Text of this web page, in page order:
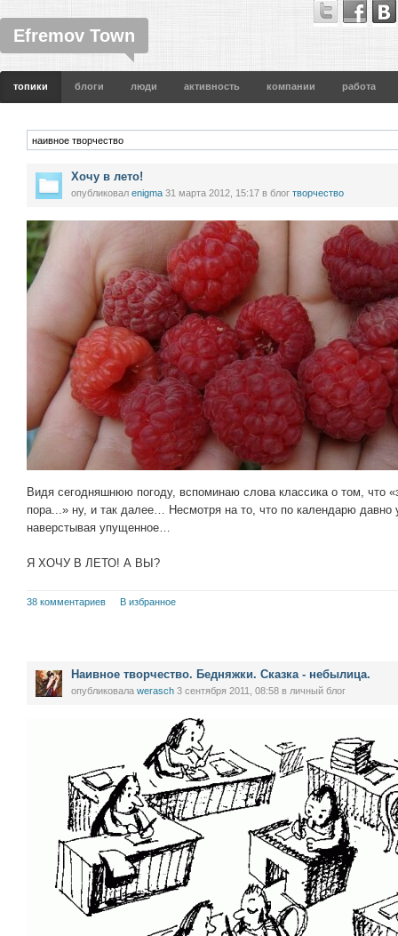
Efremov Town
топики блоги люди активность компании работа
Хочу в лето!
опубликовал enigma 31 марта 2012, 15:17 в блог творчество
Видя сегодняшнюю погоду, вспоминаю слова классика о том, что
пора...» ну, и так далее… Несмотря на то, что по календарю давно
наверстывая упущенное…
Я ХОЧУ В ЛЕТО! А ВЫ?
38 комментариев В избранное
Наивное творчество. Бедняжки. Сказка - небылица.
опубликовала werasch 3 сентября 2011, 08:58 в личный блог